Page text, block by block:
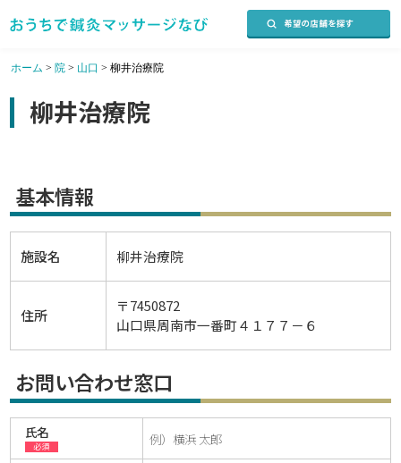
ホーム > 院> 山口 > 柳井治療院
柳井治療院
基本情報
施設名 柳井治療院
住所
〒7450872
山口県周南市一番町４１７７－６
お問い合わせ窓口
氏名
必須